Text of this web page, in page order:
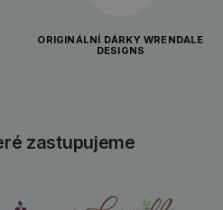
ORIGINÁLNÍ DÁRKY WRENDALE
DESIGNS
zastupujeme